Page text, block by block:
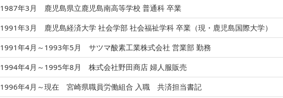
1987年3月 鹿児島県立鹿児島南高等学校 普通科 卒業
1991年3月 鹿児島経済大学 社会学部 社会福祉学科 卒業（現・鹿児島国際大学）
1991年4月～1993年5月 サツマ酸素工業株式会社 営業部 勤務
1994年4月～1995年8月 株式会社野田商店 婦人服販売
1996年4月～現在 宮崎県職員労働組合 入職 共済担当書記